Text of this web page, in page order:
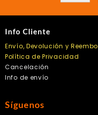
Info Cliente
Envío, Devolución y
Política de Privacidad
Cancelación
Info de envío
Síguenos